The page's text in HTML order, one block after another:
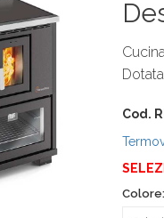
Cod.
Colore: